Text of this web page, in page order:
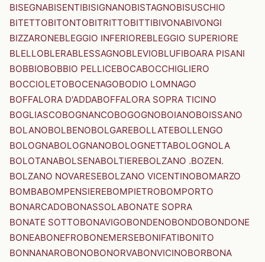
BISEGNABISENTIBISIGNANOBISTAGNOBISUSCHIO
BITETTOBITONTOBITRITTOBITTIBIVONABIVONGI
BIZZARONEBLEGGIO INFERIOREBLEGGIO SUPERIORE
BLELLOBLERABLESSAGNOBLEVIOBLUFIBOARA PISANI
BOBBIOBOBBIO PELLICEBOCABOCCHIGLIERO
BOCCIOLETOBOCENAGOBODIO LOMNAGO
BOFFALORA D'ADDABOFFALORA SOPRA TICINO
BOGLIASCOBOGNANCOBOGOGNOBOIANOBOISSANO
BOLANOBOLBENOBOLGAREBOLLATEBOLLENGO
BOLOGNABOLOGNANOBOLOGNETTABOLOGNOLA
BOLOTANABOLSENABOLTIEREBOLZANO .BOZEN.
BOLZANO NOVARESEBOLZANO VICENTINOBOMARZO
BOMBABOMPENSIEREBOMPIETROBOMPORTO
BONARCADOBONASSOLABONATE SOPRA
BONATE SOTTOBONAVIGOBONDENOBONDOBONDONE
BONEABONEFROBONEMERSEBONIFATIBONITO
BONNANAROBONOBONORVABONVICINOBORBONA